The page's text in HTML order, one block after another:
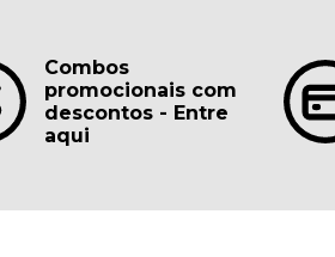
Combos
promocionais com
descontos - Entre
aqui